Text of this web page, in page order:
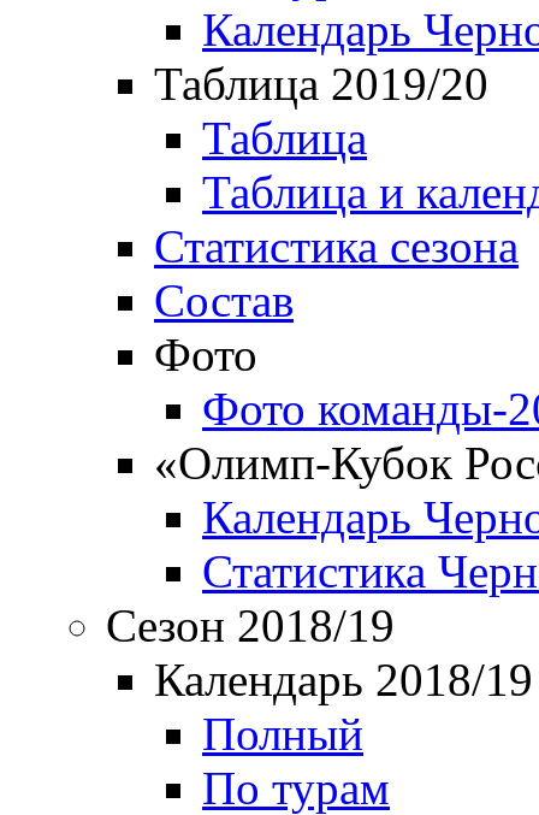
Календарь
Таблица 2019/20
Таблица
Таблица и
Статистика сезона
Состав
Фото
Фото команды-
«Олимп-Кубок
Календарь
Статистика
Сезон 2018/19
Календарь 2018/19
Полный
По турам